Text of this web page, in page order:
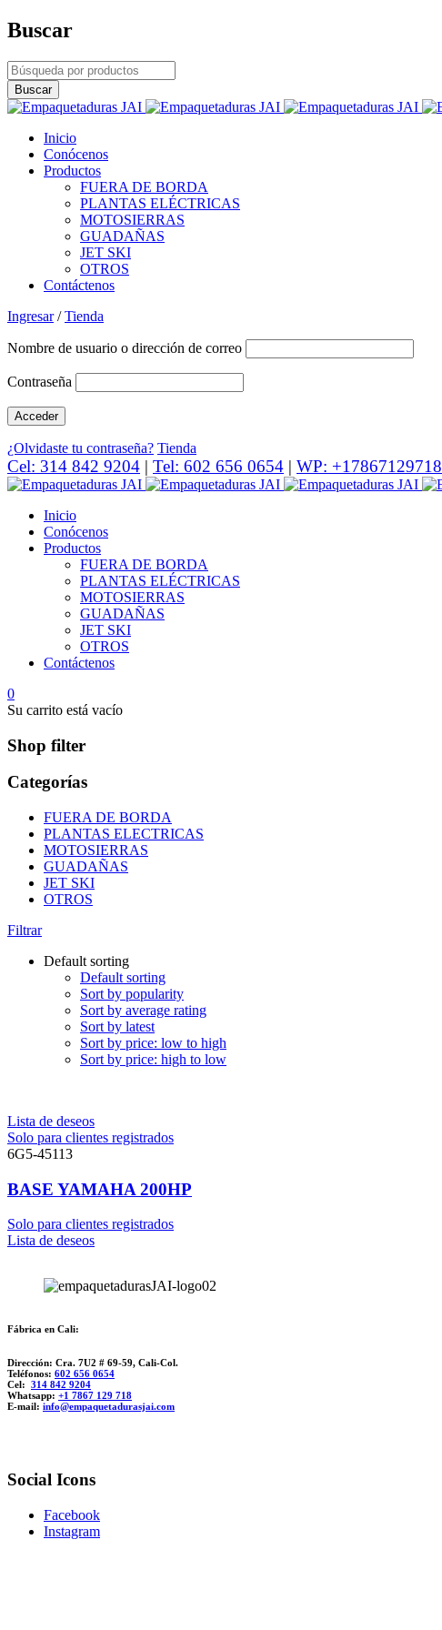
Buscar
Inicio
Conócenos
Productos
FUERA DE BORDA
PLANTAS ELÉCTRICAS
MOTOSIERRAS
GUADAÑAS
JET SKI
OTROS
Contáctenos
Ingresar/Tienda
Nombre de usuario o dirección de correo
Contraseña
¿Olvidaste tu contraseña? Tienda
Cel: 314 842 9204 | Tel: 602 656 0654 | WP: +17867129718
Inicio
Conócenos
Productos
FUERA DE BORDA
PLANTAS ELÉCTRICAS
MOTOSIERRAS
GUADAÑAS
JET SKI
OTROS
Contáctenos
0
Su carrito está vacío
Shop filter
Categorías
FUERA DE BORDA
PLANTAS ELECTRICAS
MOTOSIERRAS
GUADAÑAS
JET SKI
OTROS
Filtrar
Default sorting
Default sorting
Sort by popularity
Sort by average rating
Sort by latest
Sort by price: low to high
Sort by price: high to low
Lista de deseos
Solo para clientes registrados
6G5-45113
BASE YAMAHA 200HP
Solo para clientes registrados
Lista de deseos
Fábrica en Cali:
Dirección: Cra. 7U2 # 69-59, Cali-Col.
Teléfonos: 602 656 0654
Cel: 314 842 9204
Whatsapp: +1 7867 129 718
E-mail: info@empaquetadurasjai.com
Social Icons
Facebook
Instagram